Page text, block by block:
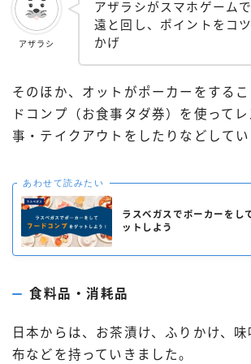
アザラシ
アザラシがスマホゲーム
遠と回し、ポイントをコ
かげ
そのほか、オットがポーカーをする
ドコンプ（お食事タダ券）を使って
事・テイクアウトをしたりなどしてい
あわせて読みたい
ラスベガスでポーカーをし
ットしよう
食料品・消耗品
日本からは、お茶漬け、ふりかけ、
布などを持っていきました。